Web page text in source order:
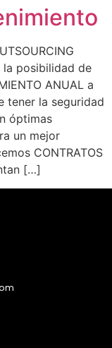
la posibilidad de
ANUAL a
tener la seguridad
óptimas
un mejor
CONTRATOS
[…]